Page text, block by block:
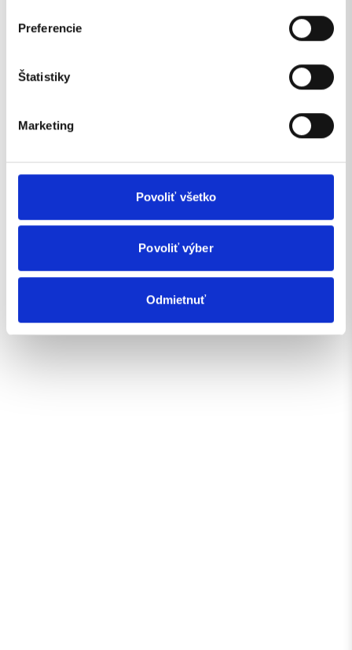
Preferencie
Štatistiky
Marketing
Povoliť všetko
Povoliť výber
Odmietnuť